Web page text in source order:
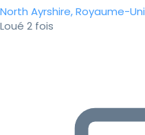
North Ayrshire, Royaume-Uni
Loué 2 fois